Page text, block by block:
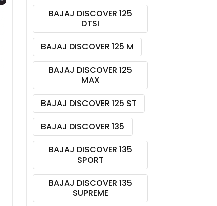
BAJAJ DISCOVER 125
DTSI
BAJAJ DISCOVER 125 M
BAJAJ DISCOVER 125
MAX
BAJAJ DISCOVER 125 ST
BAJAJ DISCOVER 135
BAJAJ DISCOVER 135
SPORT
BAJAJ DISCOVER 135
SUPREME